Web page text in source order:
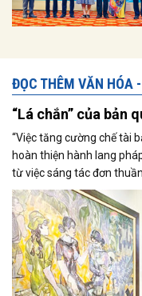
ĐỌC THÊM VĂN HÓA
“Lá chắn” của bản
“Việc tăng cường chế tài
hoàn thiện hành lang
từ việc sáng tác đơn
sản trí tuệ một cách bài
tịch Hội Mỹ thuật TP.HCM